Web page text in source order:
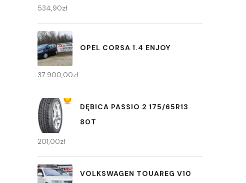
534,90zł
OPEL CORSA 1.4 ENJOY
37 900,00zł
DĘBICA PASSIO 2 175/65R13
80T
201,00zł
VOLKSWAGEN TOUAREG V10